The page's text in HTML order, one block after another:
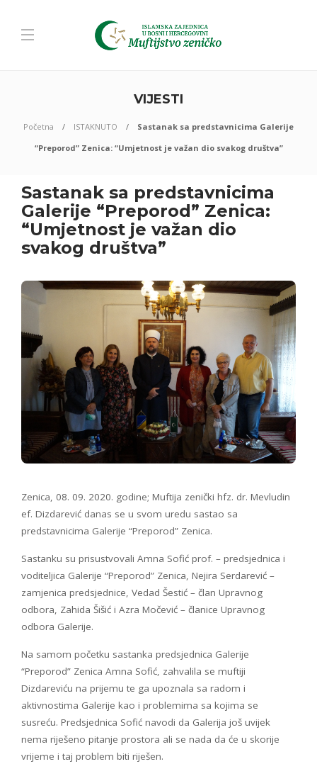
VIJESTI
Početna ISTAKNUTO
Sastanak sa predstavnicima Galerije
“Preporod” Zenica: “Umjetnost je važan dio svakog društva”
Sastanak sa predstavnicima
Galerije “Preporod” Zenica:
“Umjetnost je važan dio
svakog društva”
Zenica, 08. 09. 2020. godine; Muftija zenički hfz. dr. Mevludin
ef. Dizdarević danas se u svom uredu sastao sa
predstavnicima Galerije “Preporod” Zenica.
Sastanku su prisustvovali Amna Sofić prof. – predsjednica i
voditeljica Galerije “Preporod” Zenica, Nejira Serdarević –
zamjenica predsjednice, Vedad Šestić – član Upravnog
odbora, Zahida Šišić i Azra Močević – članice Upravnog
odbora Galerije.
Na samom početku sastanka predsjednica Galerije
“Preporod” Zenica Amna Sofić, zahvalila se muftiji
Dizdareviću na prijemu te ga upoznala sa radom i
aktivnostima Galerije kao i problemima sa kojima se
susreću. Predsjednica Sofić navodi da Galerija još uvijek
nema riješeno pitanje prostora ali se nada da će u skorije
vrijeme i taj problem biti riješen.